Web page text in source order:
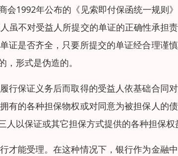
会1992年公布的《见索即付保函统一规则
虽不对受益人所提交的单证的正确性承担
证是否齐全，只要所提交的单证经合理谨
形式是伪造的。
行保证义务后而取得的受益人依基础合同
有的各种担保物权或对同意为被担保人的
人以保证或其它担保方式提供的各种担保权
才能受理。在这种情况下，银行作为金融